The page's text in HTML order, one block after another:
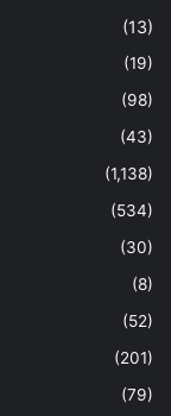
(13)
(19)
(98)
(43)
(1,138)
(534)
(30)
(8)
(52)
(201)
(79)